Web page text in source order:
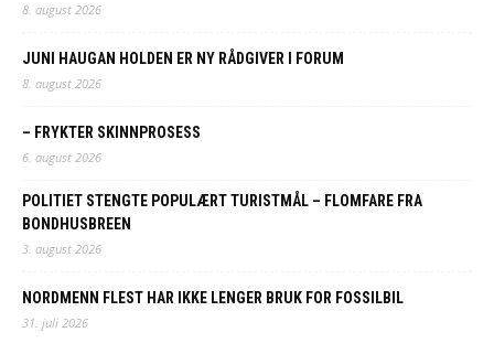
8. august 2026
JUNI HAUGAN HOLDEN ER NY RÅDGIVER I FORUM
8. august 2026
– FRYKTER SKINNPROSESS
6. august 2026
POLITIET STENGTE POPULÆRT TURISTMÅL – FLOMFARE FRA
BONDHUSBREEN
3. august 2026
NORDMENN FLEST HAR IKKE LENGER BRUK FOR FOSSILBIL
31. juli 2026